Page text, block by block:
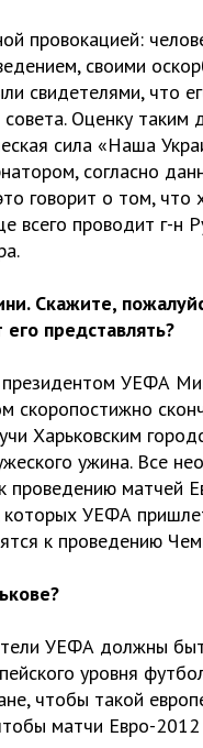
провокацией:
своими
свидетелями, что
Оценку
сила «Наша
согласно
говорит о том,
проводит г-н
Скажите,
представлять?
УЕФА
скоропостижно
Харьковским
ужина. Все
проведению
УЕФА
к проведению
УЕФА должны
уровня
чтобы такой
матчи Евро-